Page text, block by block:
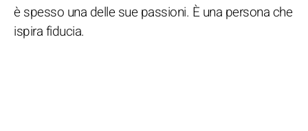
è spesso una delle sue passioni. È una persona che
ispira fiducia.